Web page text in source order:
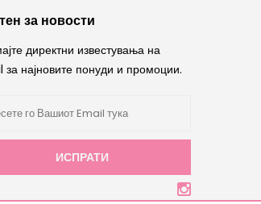
за новости
директни известувања на
за најновите понуди и промоции.
ИСПРАТИ